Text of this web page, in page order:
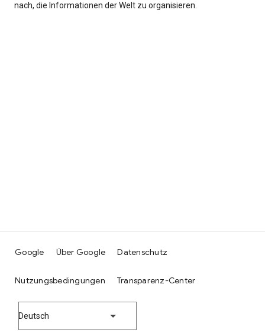
nach, die Informationen der Welt zu organisieren.
Google Über Google Datenschutz
Nutzungsbedingungen Transparenz-Center
Deutsch